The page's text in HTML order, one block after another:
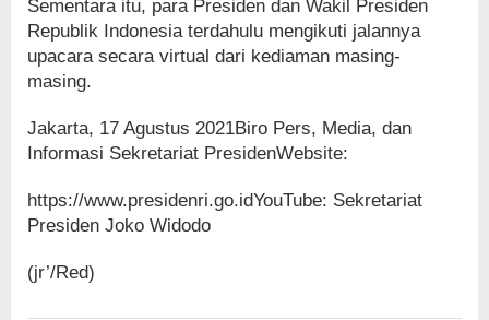
Sementara itu, para Presiden dan Wakil Presiden
Republik Indonesia terdahulu mengikuti jalannya
upacara secara virtual dari kediaman masing-
masing.
Jakarta, 17 Agustus 2021Biro Pers, Media, dan
Informasi Sekretariat PresidenWebsite:
https://www.presidenri.go.idYouTube: Sekretariat
Presiden Joko Widodo
(jr’/Red)